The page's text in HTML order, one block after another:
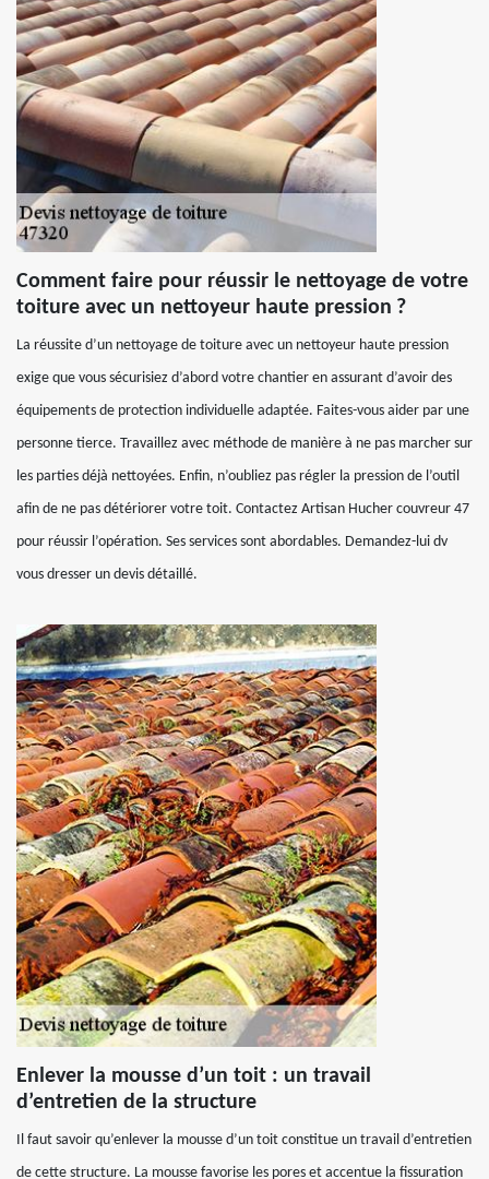
Comment faire pour réussir le nettoyage de votre
toiture avec un nettoyeur haute pression ?
La réussite d’un nettoyage de toiture avec un nettoyeur haute pression
exige que vous sécurisiez d’abord votre chantier en assurant d’avoir des
équipements de protection individuelle adaptée. Faites-vous aider par une
personne tierce. Travaillez avec méthode de manière à ne pas marcher sur
les parties déjà nettoyées. Enfin, n’oubliez pas régler la pression de l’outil
afin de ne pas détériorer votre toit. Contactez Artisan Hucher couvreur 47
pour réussir l’opération. Ses services sont abordables. Demandez-lui dv
vous dresser un devis détaillé.
Enlever la mousse d’un toit : un travail
d’entretien de la structure
Il faut savoir qu’enlever la mousse d’un toit constitue un travail d’entretien
de cette structure. La mousse favorise les pores et accentue la fissuration